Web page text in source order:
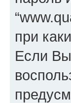
при
Если Вы